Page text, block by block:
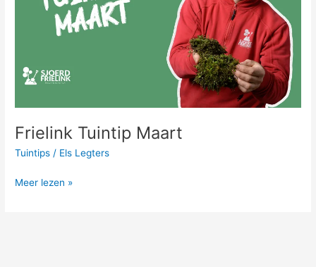
Frielink Tuintip Maart
Tuintips / Els Legters
Meer lezen »